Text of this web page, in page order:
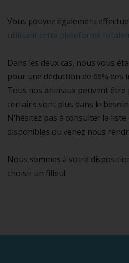
Vous pouvez également
utilisant cette plateforme
Dans les deux cas, nous vous
pour une déduction de 66% des
Tous nos animaux peuvent être
certains sont plus dans le besoin
N’hésitez pas à consulter la
disponibles ou venez nous
Nous sommes à votre
choisir un filleul.